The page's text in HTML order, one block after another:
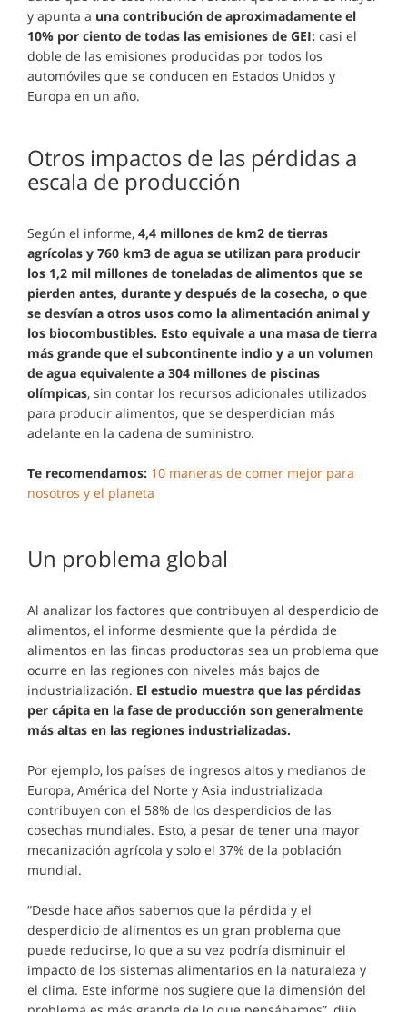
y apunta a una contribución de aproximadamente el
10% por ciento de todas las emisiones de GEI: casi el
doble de las emisiones producidas por todos los
automóviles que se conducen en Estados Unidos y
Europa en un año.
Otros impactos de las pérdidas a
escala de producción
Según el informe, 4,4 millones de km2 de tierras
agrícolas y 760 km3 de agua se utilizan para producir
los 1,2 mil millones de toneladas de alimentos que se
pierden antes, durante y después de la cosecha, o que
se desvían a otros usos como la alimentación animal y
los biocombustibles. Esto equivale a una masa de tierra
más grande que el subcontinente indio y a un volumen
de agua equivalente a 304 millones de piscinas
olímpicas, sin contar los recursos adicionales utilizados
para producir alimentos, que se desperdician más
adelante en la cadena de suministro.
Te recomendamos: 10 maneras de comer mejor para
nosotros y el planeta
Un problema global
Al analizar los factores que contribuyen al desperdicio de
alimentos, el informe desmiente que la pérdida de
alimentos en las fincas productoras sea un problema que
ocurre en las regiones con niveles más bajos de
industrialización. El estudio muestra que las pérdidas
per cápita en la fase de producción son generalmente
más altas en las regiones industrializadas.
Por ejemplo, los países de ingresos altos y medianos de
Europa, América del Norte y Asia industrializada
contribuyen con el 58% de los desperdicios de las
cosechas mundiales. Esto, a pesar de tener una mayor
mecanización agrícola y solo el 37% de la población
mundial.
“Desde hace años sabemos que la pérdida y el
desperdicio de alimentos es un gran problema que
puede reducirse, lo que a su vez podría disminuir el
impacto de los sistemas alimentarios en la naturaleza y
el clima. Este informe nos sugiere que la dimensión del